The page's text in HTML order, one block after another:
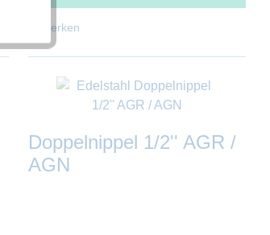
Merken
Doppelnippel 1/2'' AGR /
AGN